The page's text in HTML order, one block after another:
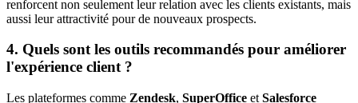
renforcent non seulement leur relation avec les clients existants, mais
aussi leur attractivité pour de nouveaux prospects.
4. Quels sont les outils recommandés pour améliorer
l'expérience client ?
Les plateformes comme Zendesk, SuperOffice et Salesforce